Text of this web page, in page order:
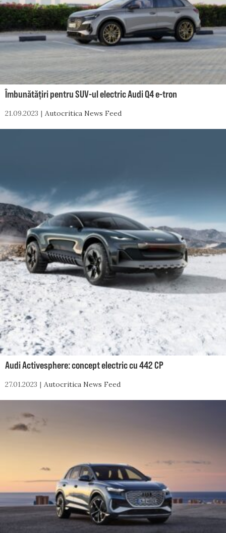
Îmbunătățiri pentru SUV-ul electric Audi Q4 e-tron
21.09.2023 Autocritica News Feed
Audi Activesphere: concept electric cu 442 CP
27.01.2023 Autocritica News Feed